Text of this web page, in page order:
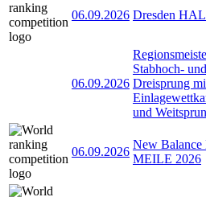
06.09.2026 Dresden
06.09.2026
Stabhoch- und
Dreisprung
und
06.09.2026
New Balance
MEILE 2026